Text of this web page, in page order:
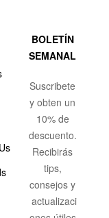
BOLETÍN
SEMANAL
Suscribete
y obten un
10% de
descuento.
Recibirás
tips,
consejos y
actualizaci